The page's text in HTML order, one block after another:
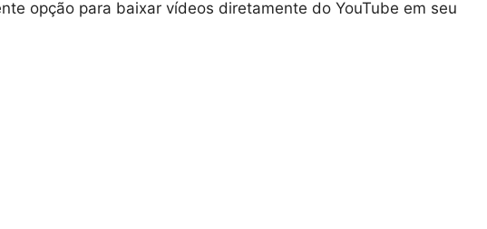
opção para baixar vídeos diretamente do YouTube em seu